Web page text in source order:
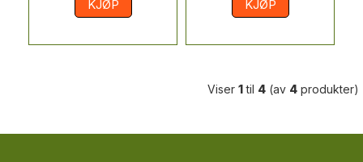
KJØP KJØP
Viser 1til 4 (av 4 produkter)